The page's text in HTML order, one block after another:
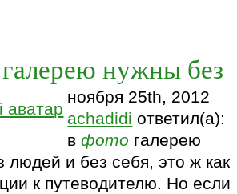
нужны без
ноября 25th, 2012
achadidi ответил(а):
вфото галерею
людей и без себя, это ж как
к путеводителю. Но если